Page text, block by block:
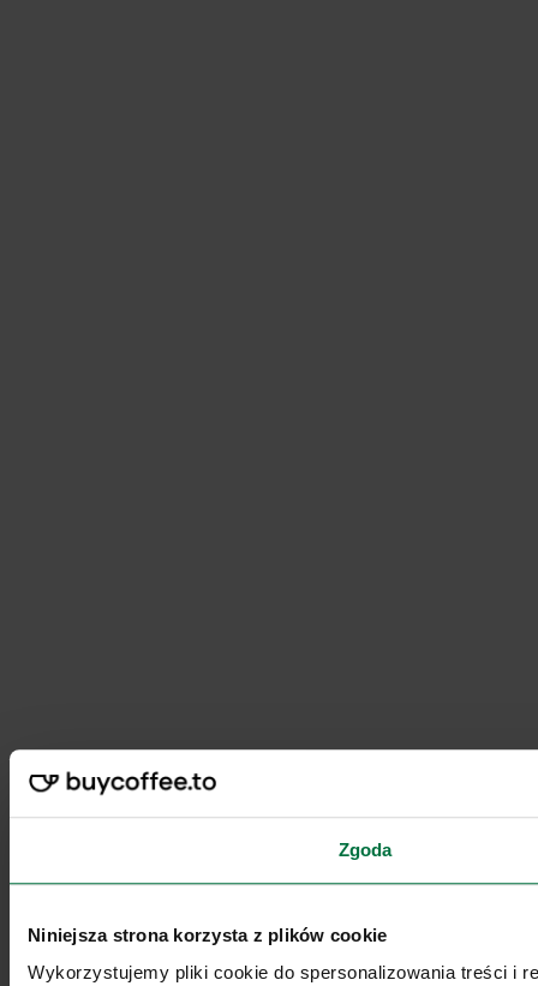
Zgoda
Niniejsza strona korzysta z plików cookie
Wykorzystujemy pliki cookie do spersonalizowania treści i